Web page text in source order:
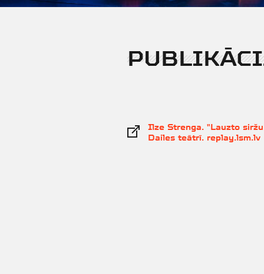
Ilze Strenga. "Lauzto
Dailes teātrī. replay.lsm.lv